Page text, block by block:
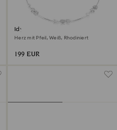
Idyllia Halskette
Herz mit Pfeil, Weiß, Rhodiniert
199 EUR